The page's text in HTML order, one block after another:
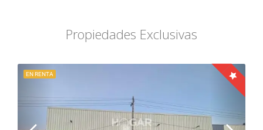
Propiedades Exclusivas
EN RENTA